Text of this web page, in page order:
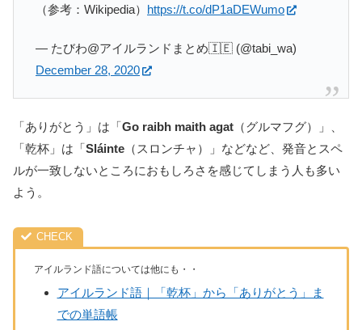
（参考：Wikipedia） https://t.co/dP1aDEWumo
— たびわ@アイルランドまとめ🇮🇪 (@tabi_wa)
December 28, 2020
「ありがとう」は「Go raibh maith agat （グルマフグ）」、
「乾杯」は「Sláinte （スロンチャ）」などなど、発音とスペ
ルが一致しないところにおもしろさを感じてしまう人も多い
よう。
アイルランド語については他にも・・
アイルランド語｜「乾杯」から「ありがとう」ま
での単語帳